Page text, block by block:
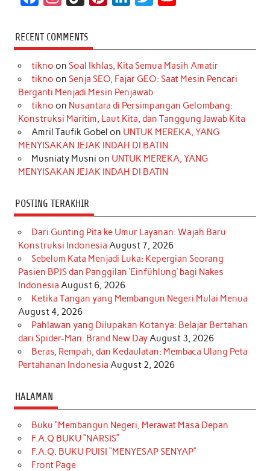
c
e
b
o
k
s
t
a
r
a
m
k
T
o
k
t
e
r
e
s
t
k
e
d
I
n
t
t
r
T
u
e
RECENT COMMENTS
tikno on Soal Ikhlas, Kita Semua Masih Amatir
tikno on Senja SEO, Fajar GEO: Saat Mesin Pencari
Berganti Menjadi Mesin Penjawab
tikno on Nusantara di Persimpangan Gelombang:
Konstruksi Maritim, Laut Kita, dan Tanggung Jawab Kita
Amril Taufik Gobel on UNTUK MEREKA, YANG
MENYISAKAN JEJAK INDAH DI BATIN
Musniaty Musni on UNTUK MEREKA, YANG
MENYISAKAN JEJAK INDAH DI BATIN
POSTING TERAKHIR
Dari Gunting Pita ke Umur Layanan: Wajah Baru
Konstruksi Indonesia August 7, 2026
Sebelum Kata Menjadi Luka: Kepergian Seorang
Pasien BPJS dan Panggilan ‘Einfühlung’ bagi Nakes
Indonesia August 6, 2026
Ketika Tangan yang Membangun Negeri Mulai Menua
August 4, 2026
Pahlawan yang Dilupakan Kotanya: Belajar Bertahan
dari Spider-Man: Brand New DayAugust 3, 2026
Beras, Rempah, dan Kedaulatan: Membaca Ulang Peta
Pertahanan Indonesia August 2, 2026
HALAMAN
Buku “Membangun Negeri, Merawat Masa Depan
F.A.Q BUKU “NARSIS”
F.A.Q. BUKU PUISI “MENYESAP SENYAP”
Front Page